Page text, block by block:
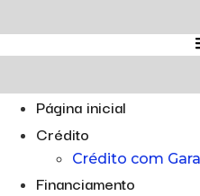
para
o
Página inicial
Crédito
Crédito com
Financiamento